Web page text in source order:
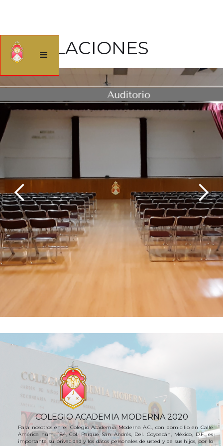
INSTALACIONES
COLEGIO ACADEMIA MODERNA 2020
Para nosotros en el Colegio Academia Moderna A.C., con domicilio en Calle
América núm. 184, Col. Parque San Andrés, Del. Coyoacán, México, D.F., es
importante su privacidad y los datos personales de usted y de sus hijos, por lo